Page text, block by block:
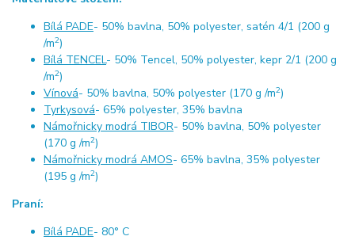
Bílá PADE- 50% bavlna, 50% polyester, satén 4/1 (200 g
/m2)
Bílá TENCEL- 50% Tencel, 50% polyester, kepr 2/1 (200 g
/m2)
Vínová- 50% bavlna, 50% polyester (170 g /m2)
Tyrkysová- 65% polyester, 35% bavlna
Námořnicky modrá TIBOR- 50% bavlna, 50% polyester
(170 g /m2)
Námořnicky modrá AMOS- 65% bavlna, 35% polyester
(195 g /m2)
Praní:
Bílá PADE- 80° C